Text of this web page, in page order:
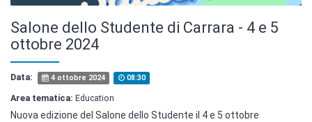
Salone dello Studente di Carrara - 4 e 5
ottobre 2024
Data: 4 ottobre 2024 08:30
Area tematica: Education
Nuova edizione del Salone dello Studente il 4 e 5 ottobre